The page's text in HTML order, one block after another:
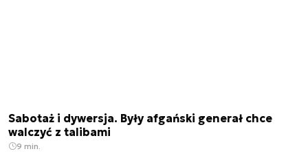
Sabotaż i dywersja. Były afgański generał chce
walczyć z talibami
9 min.